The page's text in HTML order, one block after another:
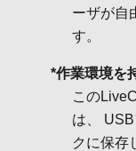
ーザが自
す。
*作業環境を
この
は、
クに保存